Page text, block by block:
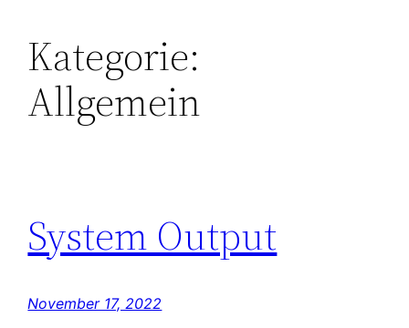
Kategorie:
Allgemein
System Output
November 17, 2022